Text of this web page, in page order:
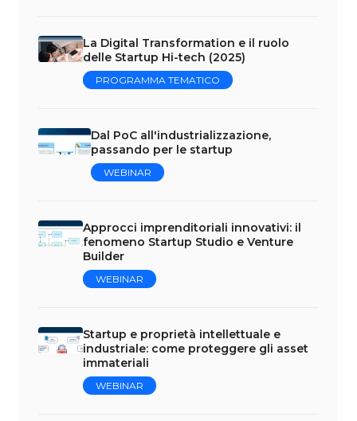
La Digital Transformation e il ruolo
delle Startup Hi-tech (2025)
PROGRAMMA TEMATICO
Dal PoC all'industrializzazione,
passando per le startup
WEBINAR
Approcci imprenditoriali innovativi: il
fenomeno Startup Studio e Venture
Builder
WEBINAR
Startup e proprietà intellettuale e
industriale: come proteggere gli asset
immateriali
WEBINAR